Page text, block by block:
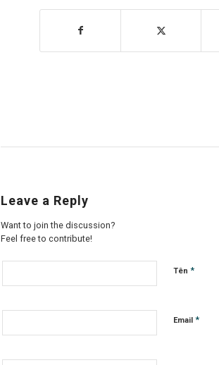
Leave a Reply
Want to join the discussion?
Feel free to contribute!
Tên *
Email *